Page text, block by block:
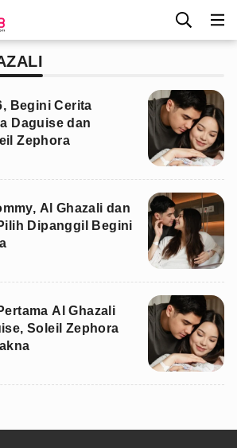
Begini Cerita
Daguise dan
Zephora
Al Ghazali dan
Dipanggil Begini
Al Ghazali
Soleil Zephora